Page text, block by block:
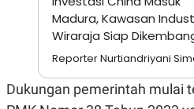
D
E
S
Madura, Kawasan
Wiraraja Siap
Reporter Nurtiandriyani
Dukungan pemerintah mulai